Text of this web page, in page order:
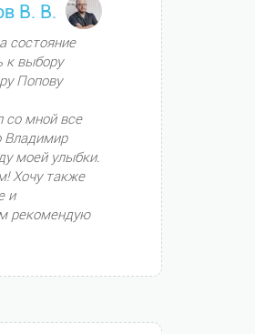
В. В.
состояние
к выбору
Попову
со мной все
Владимир
моей улыбки.
Хочу также
и
рекомендую